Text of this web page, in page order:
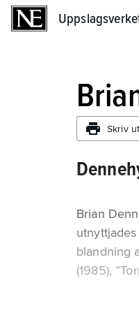
Skriv ut
Brian
blandning
(1985),